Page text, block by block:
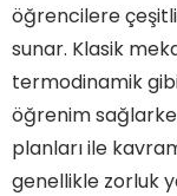
öğrencilere
sunar. Klasik
termodinamik
öğrenim
planları ile
genellikle zorluk